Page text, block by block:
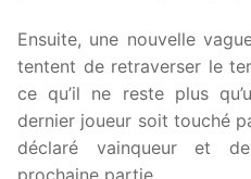
Ensuite, une nouvelle
tentent de retraverser le
ce qu’il ne reste plus
dernier joueur soit touché
déclaré vainqueur et
prochaine partie.